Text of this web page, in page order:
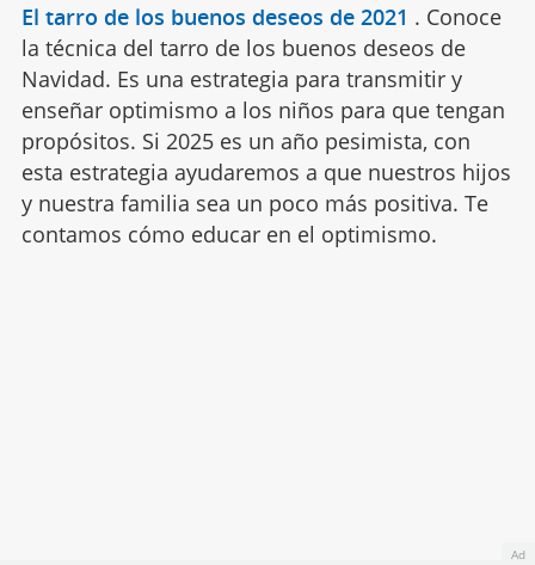
El tarro de los buenos deseos de 2021 . Conoce
la técnica del tarro de los buenos deseos de
Navidad. Es una estrategia para transmitir y
enseñar optimismo a los niños para que tengan
propósitos. Si 2025 es un año pesimista, con
esta estrategia ayudaremos a que nuestros hijos
y nuestra familia sea un poco más positiva. Te
contamos cómo educar en el optimismo.
Ad